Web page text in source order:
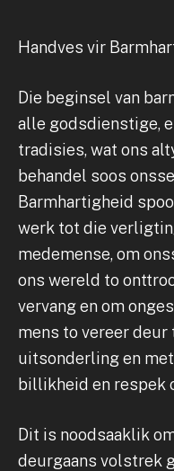
Handves vir
Die beginsel van
alle godsdienstige,
tradisies, wat ons
behandel soos
Barmhartigheid
werk tot die
medemense, om
ons wereld to
vervang en om
mens to vereer
uitsonderling en
billikheid en respek
Dit is noodsaaklik
deurgaans volstrek